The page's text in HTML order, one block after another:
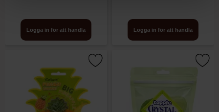
Logga in för att handla Logga in för att handla